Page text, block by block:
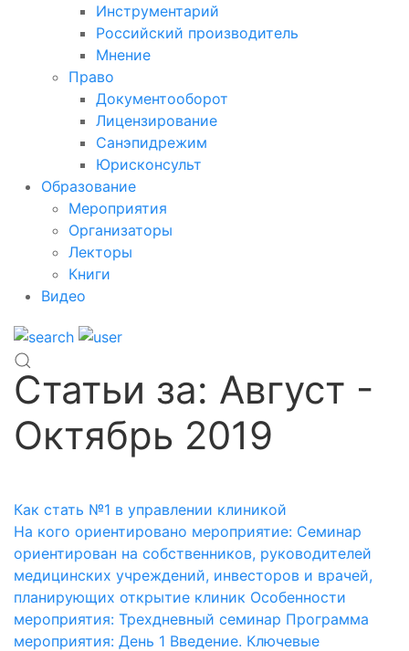
Инструментарий
Российский производитель
Мнение
Право
Документооборот
Лицензирование
Санэпидрежим
Юрисконсульт
Образование
Мероприятия
Организаторы
Лекторы
Книги
Видео
Статьи за: Август -
Октябрь 2019
Как стать №1 в управлении клиникой
На кого ориентировано мероприятие: Семинар
ориентирован на собственников, руководителей
медицинских учреждений, инвесторов и врачей,
планирующих открытие клиник Особенности
мероприятия: Трехдневный семинар Программа
мероприятия: День 1 Введение. Ключевые